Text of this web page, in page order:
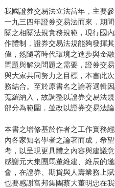
我國證券交易法立法當年，主要
一九三四年證券交易法而來，期
關之相關法規實務規範，現行國
作體制，證券交易法規能夠發揮
偉，然隨著時代環境之進步與金
問題與解決問題之需要，證券交
與大家共同努力之目標，本書此
務結合。至於原書名之論著選輯
蒐羅納入，故調整以證券交易法
部分為範圍，並改以證券交易法論
本書之增修基於作者之工作實務
內各家知名學者之論著而成，希
考，以呈現更具體之內容與建議
感謝元大集團馬董維建、維辰的
會，在證券、期貨與人壽業務上
也要感謝富邦集團蔡大董明忠在